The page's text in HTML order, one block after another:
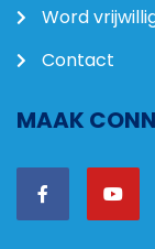
Word
Contact
MAAK